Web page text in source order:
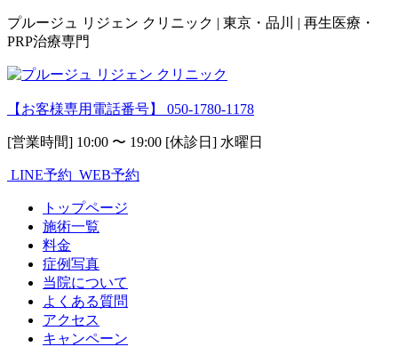
プルージュ リジェン クリニック | 東京・品川 | 再生医療・
PRP治療専門
【お客様専用電話番号】 050-1780-1178
[営業時間] 10:00 〜 19:00 [休診日] 水曜日
LINE予約 WEB予約
トップページ
施術一覧
料金
症例写真
当院について
よくある質問
アクセス
キャンペーン